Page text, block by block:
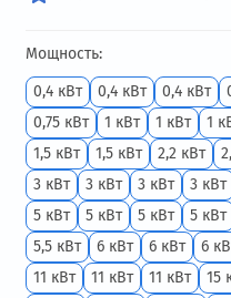
Мощность:
0,4 кВт
0,4 кВт 0,4 кВт
0,75 кВт
1 кВт 1 кВт 1
1,5 кВт
1,5 кВт 2,2 кВт
3 кВт
3 кВт 3 кВт 3 кВт
5 кВт
5 кВт 5 кВт 5 кВт
5,5 кВт
6 кВт 6 кВт 6
11 кВт
11 кВт 11 кВт 15